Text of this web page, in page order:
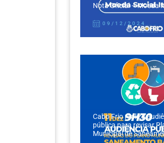
Nota Oficial – Moeda
09/12/2024
Cabo Frio realiza
pública para revisar
Municipal de